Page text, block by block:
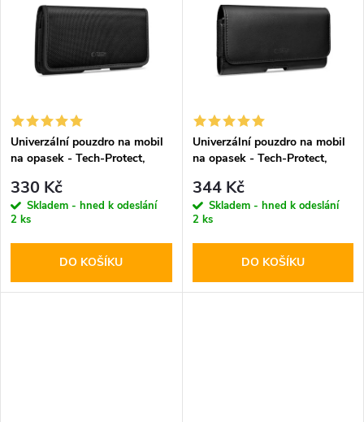
ů
Univerzální pouzdro na mobil
na opasek - Tech-Protect,
330 Kč
Skladem - hned k odeslání
2 ks
DO KOŠÍKU
Univerzální pouzdro na mobil
na opasek - Tech-Protect,
344 Kč
Skladem - hned k odeslání
2 ks
DO KOŠÍKU